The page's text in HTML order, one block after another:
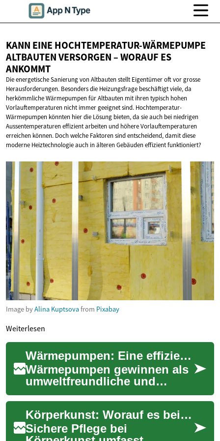
KANN EINE HOCHTEMPERATUR-WÄRMEPUMPE
ALTBAUTEN VERSORGEN – WORAUF ES
ANKOMMT
Die energetische Sanierung von Altbauten stellt Eigentümer oft vor grosse
Herausforderungen. Besonders die Heizungsfrage beschäftigt viele, da
herkömmliche Wärmepumpen für Altbauten mit ihren typisch hohen
Vorlauftemperaturen nicht immer geeignet sind. Hochtemperatur-
Wärmepumpen könnten hier die Lösung bieten, da sie auch bei niedrigen
Aussentemperaturen effizient arbeiten und höhere Vorlauftemperaturen
erreichen können. Doch welche Faktoren sind entscheidend, damit diese
moderne Heiztechnologie auch in älteren Gebäuden effizient funktioniert?
Image byAlina Kuptsovafrom Pixabay
Weiterlesen
Wärmepumpen: Eine effiziente Heizlösung für Altbauten
Wärmepumpen gewinnen als
umweltfreundliche und
energieeffiziente Heizlösung
zunehmend an Bedeutung.
Besonders im Bere...
Körperkunst: Worauf es bei sicherer Pflege ankommt
Sichere Pflege bei